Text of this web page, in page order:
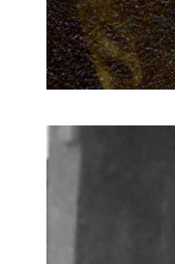
Petra Bernasconi